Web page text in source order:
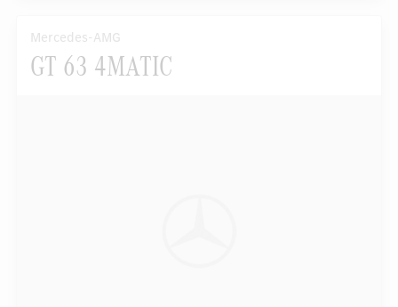
Mercedes-AMG
GT 63 4MATIC